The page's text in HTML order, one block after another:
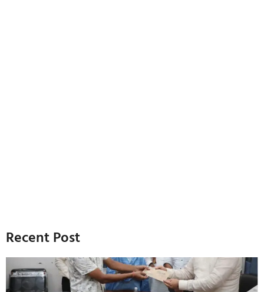
Recent Post